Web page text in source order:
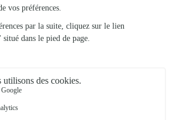
à Saint Nicolas de Port
réseau de transmission florale de
vous garantir un service de qualité.